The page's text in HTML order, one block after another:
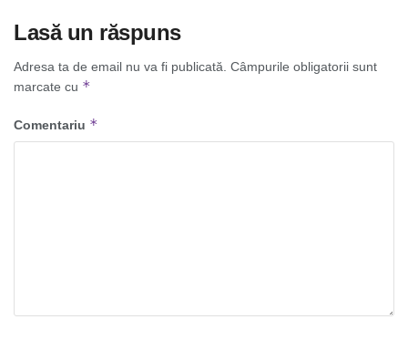
Lasă un răspuns
Adresa ta de email nu va fi publicată. Câmpurile obligatorii sunt
marcate cu *
Comentariu *